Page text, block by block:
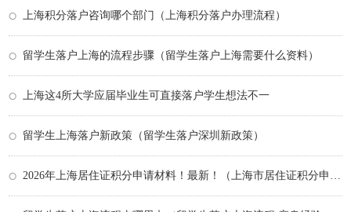
上海积分落户咨询哪个部门（上海积分落户办理流程）
留学生落户上海的流程步骤（留学生落户上海需要什么资料）
上海这4所大学应届毕业生可直接落户学生想法不一
留学生上海落户新政策（留学生落户深圳新政策）